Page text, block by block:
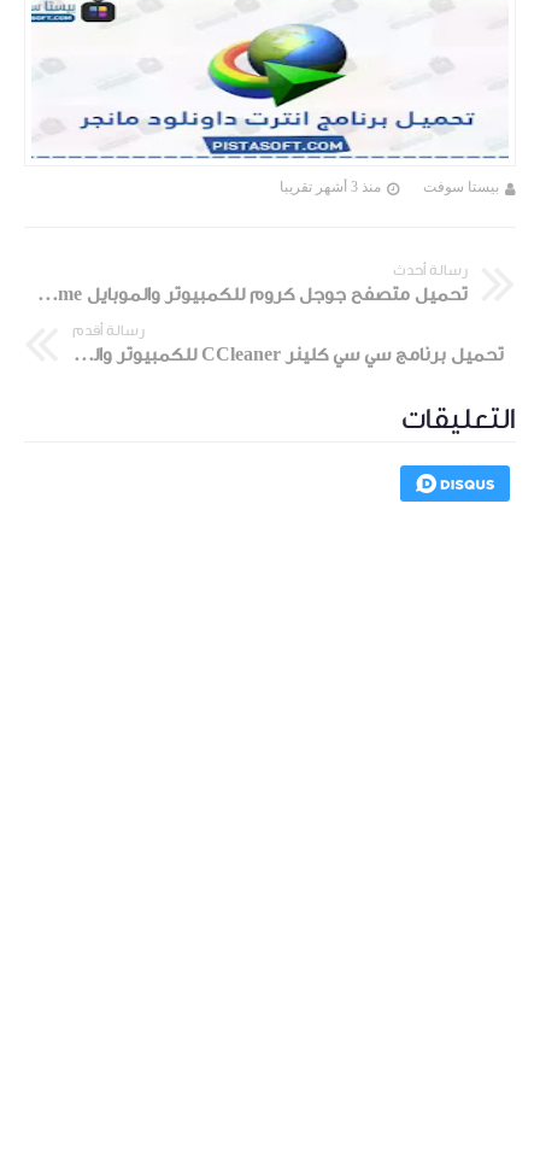
بيستا سوفت منذ 3 أشهر تقريبا
رسالة أحدث
تحميل متصفح جوجل كروم للكمبيوتر والموبايل Google Chrome
رسالة أقدم
تحميل برنامج سي سي كلينر CCleaner للكمبيوتر والموبايل
التعليقات